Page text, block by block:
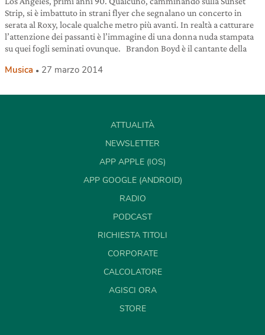
Strip, si è imbattuto in strani flyer che segnalano un concerto in
serata al Roxy, locale qualche metro più avanti. In realtà a catturare
l’attenzione dei passanti è l’immagine di una donna nuda stampata
su quei fogli seminati ovunque. Brandon Boyd è il cantante della
Musica 27 marzo 2014
ATTUALITÀ
NEWSLETTER
APP APPLE (IOS)
APP GOOGLE (ANDROID)
RADIO
PODCAST
RICHIESTA TITOLI
CORPORATE
CALCOLATORE
AGISCI ORA
STORE